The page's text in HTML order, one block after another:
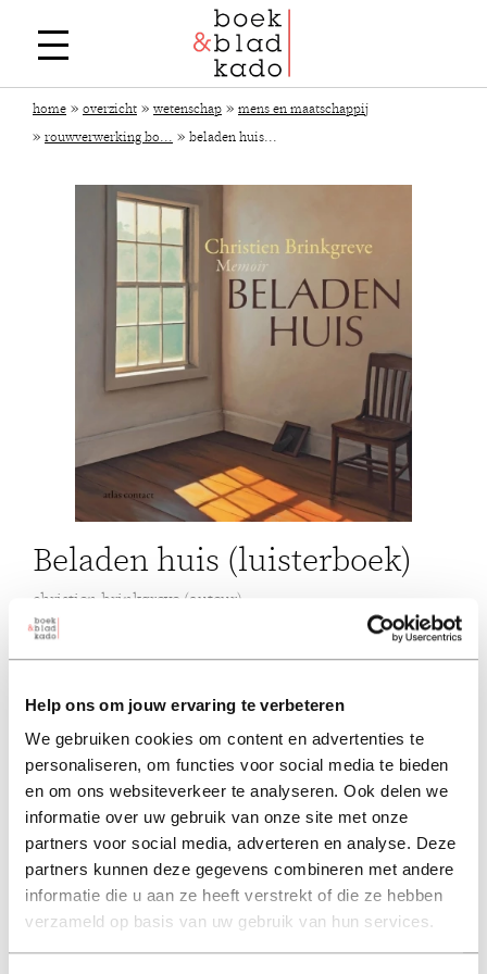
Help ons om jouw ervaring te verbeteren
We gebruiken cookies om content en advertenties te
personaliseren, om functies voor social media te bieden
en om ons websiteverkeer te analyseren. Ook delen we
informatie over uw gebruik van onze site met onze
partners voor social media, adverteren en analyse. Deze
partners kunnen deze gegevens combineren met andere
informatie die u aan ze heeft verstrekt of die ze hebben
verzameld op basis van uw gebruik van hun services.
home » overzicht » wetenschap » mens en maatschappij
» rouwverwerking bo... » beladen huis...
Beladen huis (luisterboek)
christien brinkgreve (auteur)
luisterboek 21,99 21,99
in winkelmand
Haar man is dood. Het huis zit vol spullen. Overal liggen
herinneringen aan een leven dat voorbij is.
Kamer voor kamer begint ze op te ruimen. Elke doos, elke
voorwerp roept iets op. Wie was hij eigenlijk? Wie was zij?